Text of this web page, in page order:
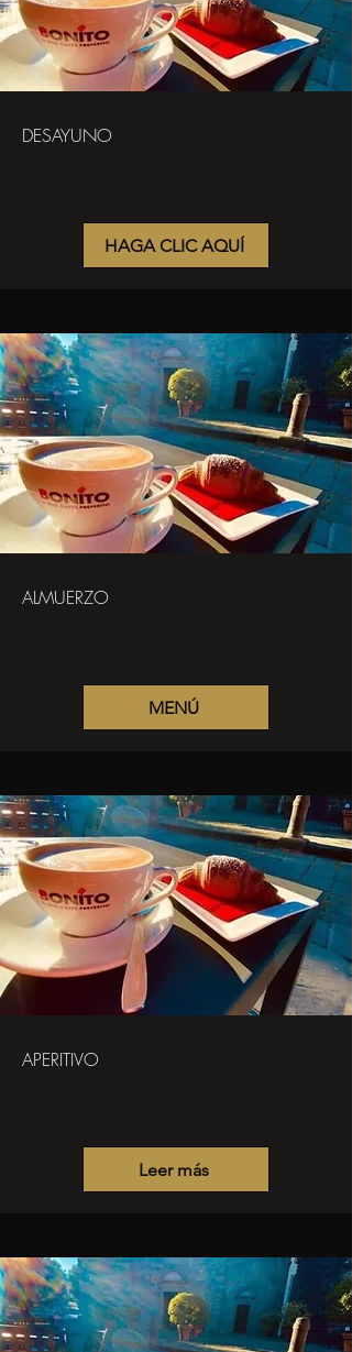
DESAYUNO
HAGA CLIC AQUÍ
ALMUERZO
MENÚ
APERITIVO
Leer más